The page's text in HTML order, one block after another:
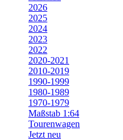
2026
2025
2024
2023
2022
2020-2021
2010-2019
1990-1999
1980-1989
1970-1979
Maßstab 1:64
Tourenwagen
Jetzt neu